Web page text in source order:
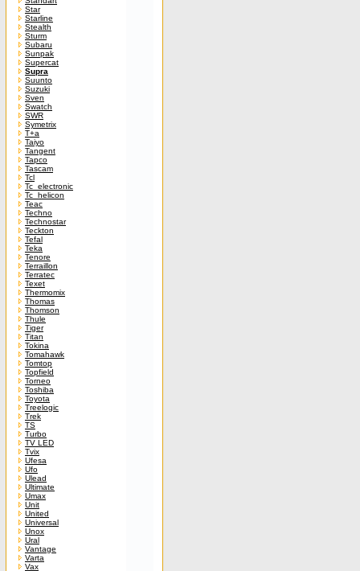
Star
Starline
Stealth
Sturm
Subaru
Sunpak
Supercat
Supra
Suunto
Suzuki
Sven
Swatch
SWR
Symetrix
T+a
Taiyo
Tangent
Tapco
Tascam
Tcl
Tc_electronic
Tc_helicon
Teac
Techno
Technostar
Teckton
Tefal
Teka
Tenore
Terraillon
Terratec
Texet
Thermomix
Thomas
Thomson
Thule
Tiger
Titan
Tokina
Tomahawk
Tomtop
Topfield
Torneo
Toshiba
Toyota
Treelogic
Trek
TS
Turbo
TV LED
Tvix
Ufesa
Ufo
Ulead
Ultimate
Umax
Unit
United
Universal
Unox
Ural
Vantage
Varta
Vax